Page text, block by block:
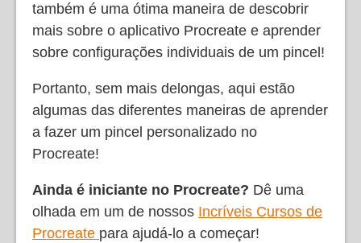
também é uma ótima maneira de descobrir
mais sobre o aplicativo Procreate e aprender
sobre configurações individuais de um pincel!
Portanto, sem mais delongas, aqui estão
algumas das diferentes maneiras de aprender
a fazer um pincel personalizado no
Procreate!
Ainda é iniciante no Procreate? Dê uma
olhada em um de nossos Incríveis Cursos de
Procreate para ajudá-lo a começar!